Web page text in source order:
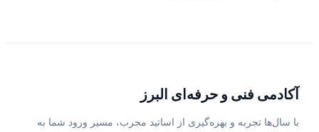
آکادمی فنی و حرفه‌ای البرز
با سال‌ها تجربه و بهره‌گیری از اساتید مجرب، مسیر ورود شما به